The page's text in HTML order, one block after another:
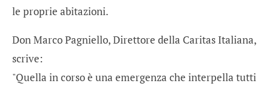
le proprie abitazioni.
Don Marco Pagniello, Direttore della Caritas Italiana,
scrive:
"Quella in corso è una emergenza che interpella tutti